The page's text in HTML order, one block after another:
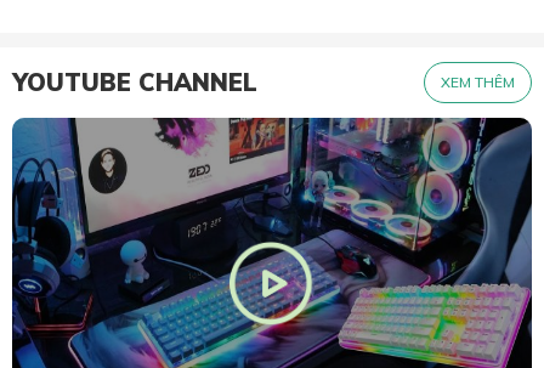
YOUTUBE CHANNEL XEM THÊM